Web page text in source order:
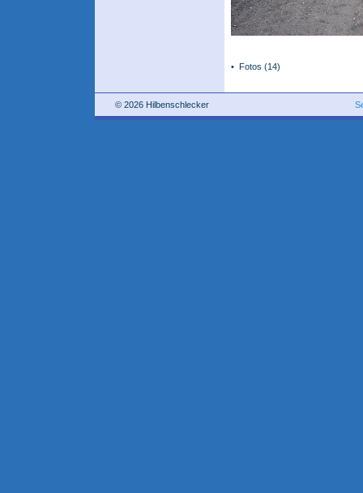
• Fotos (14)
© 2026 Hilbenschlecker